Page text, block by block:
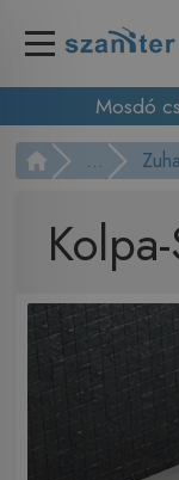
Mosdó
...